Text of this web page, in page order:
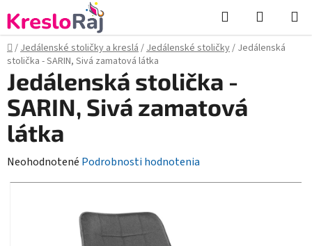
na
obsah
Hľadať
KOŠÍK
Domov
/Jedálenské stoličky a kreslá/Jedálenské stoličky/ Jedálenská
stolička - SARIN, Sivá zamatová látka
Jedálenská stolička -
SARIN, Sivá zamatová
látka
Priemerné
hodnotenie
Neohodnotené Podrobnosti hodnotenia